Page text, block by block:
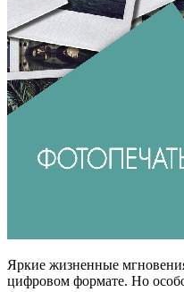
Яркие жизненные
цифровом формате. Но